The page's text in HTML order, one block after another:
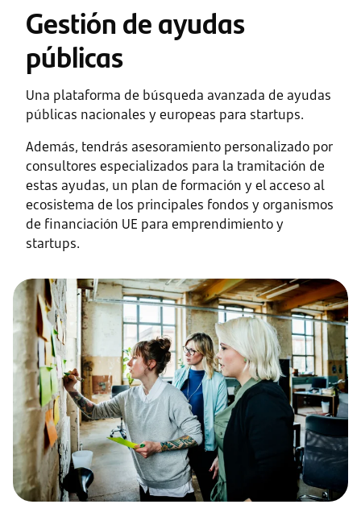
Gestión de ayudas
públicas
Una plataforma de búsqueda avanzada de ayudas
públicas nacionales y europeas para startups.
Además, tendrás asesoramiento personalizado por
consultores especializados para la tramitación de
estas ayudas, un plan de formación y el acceso al
ecosistema de los principales fondos y organismos
de financiación UE para emprendimiento y
startups.